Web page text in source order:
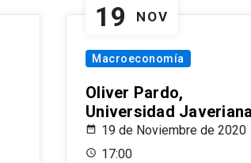
19 NOV
Macroeconomía
Oliver Pardo,
Universidad Javeriana
19 de Noviembre de 2020
17:00